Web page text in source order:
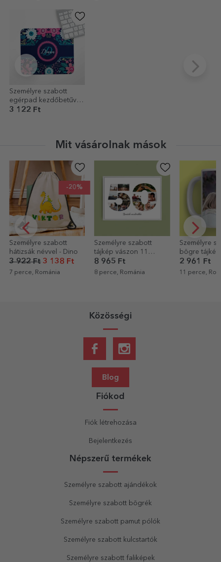
Személyre szabott
egérpad kezdőbetűvel
és névvel
3 122 Ft
Mit vásárolnak mások
-20%
szabott
- Dino
138 Ft
Személyre szabott
tájkép vászon 11
fotóval, 50-es
modellszámmal és
8 965 Ft
8 perce, Románia
Személyre szabott
bögre tájképpel
11 perce, Románia
Közösségi
Blog
Fiókod
Fiók létrehozása
Bejelentkezés
Népszerű termékek
Személyre szabott ajándékok
Személyre szabott bögrék
Személyre szabott pamut pólók
Személyre szabott kulcstartók
Személyre szabott faliképek